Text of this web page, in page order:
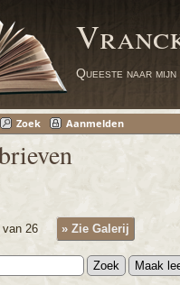
Queeste naar
Zoek Aanmelden
van 26 » Zie Galerij